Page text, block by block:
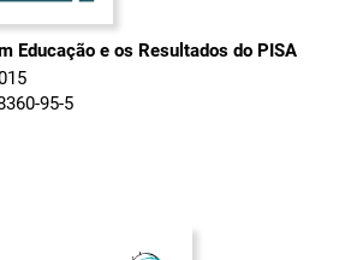
Educação e os Resultados do PISA
95-5